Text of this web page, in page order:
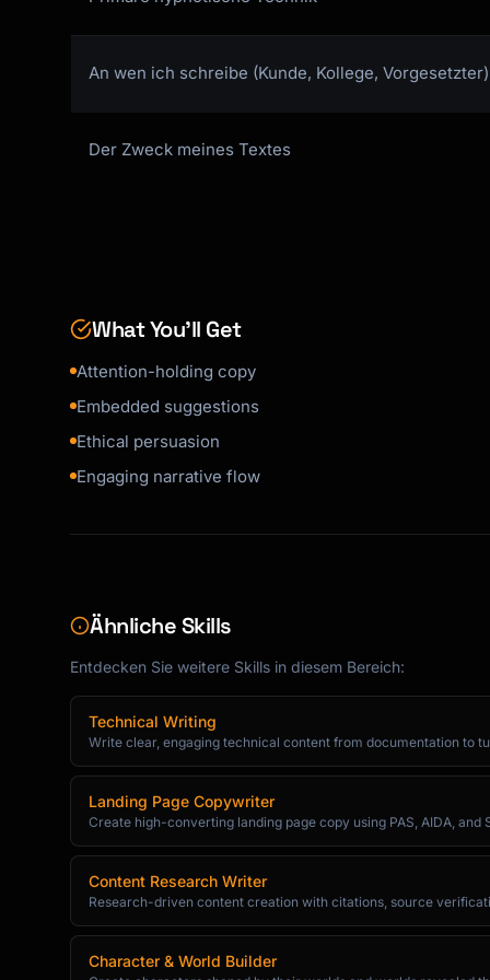
### Story Loops
"Let me tell you about Sarah...
[Tangent]
### Pattern Interrupts
"Stop. Read this before you [action]."
"Wait—you almost made a huge mistake."
"Forget everything you know about [topic]."
```
"The [adjective] secret that [result]"
```
```
"Finally, someone who understands..."
"You're not crazy—the system is broken."
```
## Hypnotic Transitions
### From Problem to Solution
```
"And the moment you realize this, everything
An wen ich schreibe (Kunde, Kollege, Vorgesetzter)
Der Zweck meines Textes
What You’ll Get
Attention-holding copy
Embedded suggestions
Ethical persuasion
Engaging narrative flow
Ähnliche Skills
Entdecken Sie weitere Skills in diesem Bereich:
Technical Writing
Write clear, engaging technical content from documentation to
Landing Page Copywriter
Create high-converting landing page copy using PAS, AIDA,
Content Research Writer
Research-driven content creation with citations, source
Character & World Builder